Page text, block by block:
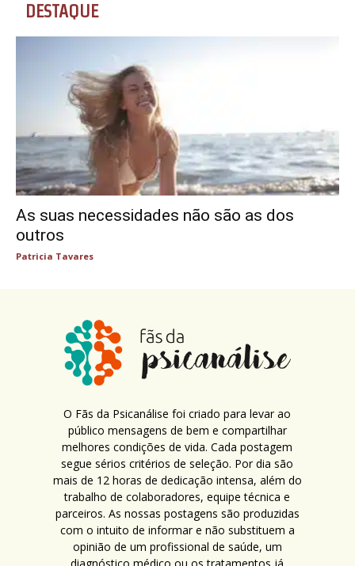
DESTAQUE
As suas necessidades não são as dos
outros
Patricia Tavares
O Fãs da Psicanálise foi criado para levar ao
público mensagens de bem e compartilhar
melhores condições de vida. Cada postagem
segue sérios critérios de seleção. Por dia são
mais de 12 horas de dedicação intensa, além do
trabalho de colaboradores, equipe técnica e
parceiros. As nossas postagens são produzidas
com o intuito de informar e não substituem a
opinião de um profissional de saúde, um
diagnóstico médico ou os tratamentos já